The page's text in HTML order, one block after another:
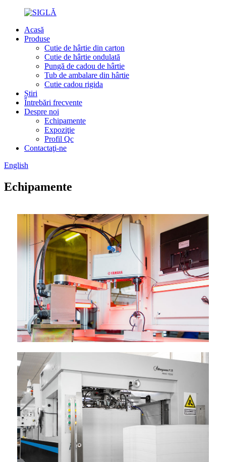
Acasă
Produse
Cutie de hârtie din carton
Cutie de hârtie ondulată
Pungă de cadou de hârtie
Tub de ambalare din hârtie
Cutie cadou rigida
Știri
Întrebări frecvente
Despre noi
Echipamente
Expoziţie
Profil Qc
Contactaţi-ne
English
Echipamente